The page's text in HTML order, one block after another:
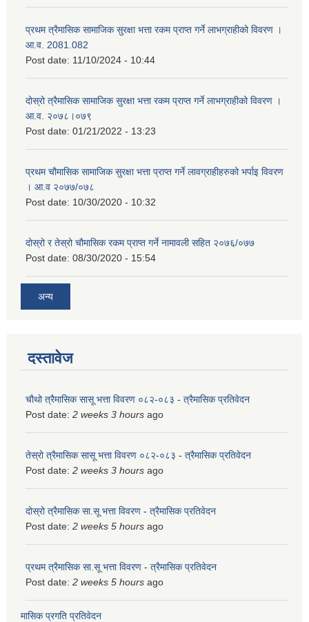
प्रथम त्रैमासिक सामाजिक सुरक्षा भत्ता रकम प्राप्त गर्ने लाभग्राहीको विवरण ।
आ.व. 2081.082
Post date: 11/10/2024 - 10:44
दोस्रो त्रैमासिक सामाजिक सुरक्षा भत्ता रकम प्राप्त गर्ने लाभग्राहीको विवरण ।
आ.व. २०७८।०७९
Post date: 01/21/2022 - 13:23
प्रथम चौमासिक सामाजिक सुरक्षा भत्ता प्राप्त गर्ने लावग्राहीहरुको भर्पाइ विवरण
। आ.व २०७७/०७८
Post date: 10/30/2020 - 10:32
दोस्रो र तेस्रो चौमासिक रकम प्राप्त गर्ने नामावली सहित २०७६/०७७
Post date: 08/30/2020 - 15:54
अन्य
दस्तावेज
चौथो त्रैमासिक सासू भत्ता विवरण ०८२-०८३ - त्रैमासिक प्रतिवेदन
Post date: 2 weeks 3 hours ago
तेस्रो त्रैमासिक सासू भत्ता विवरण ०८२-०८३ - त्रैमासिक प्रतिवेदन
Post date: 2 weeks 3 hours ago
दोस्रो त्रैमासिक सा.सू भत्ता विवरण - त्रैमासिक प्रतिवेदन
Post date: 2 weeks 5 hours ago
प्रथम त्रैमासिक सा.सू भत्ता विवरण - त्रैमासिक प्रतिवेदन
Post date: 2 weeks 5 hours ago
मासिक प्रगति प्रतिवेदन